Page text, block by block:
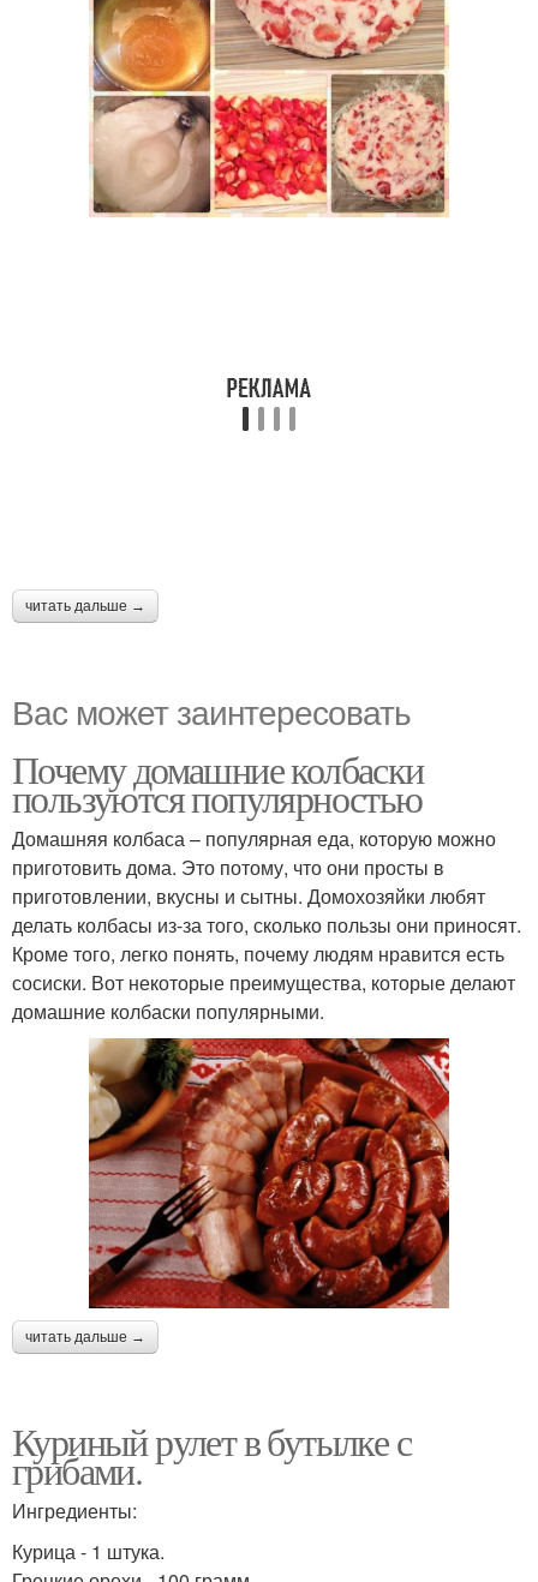
читать дальше →
Вас может заинтересовать
Почему домашние колбаски
пользуются популярностью
Домашняя колбаса – популярная еда, которую можно
приготовить дома. Это потому, что они просты в
приготовлении, вкусны и сытны. Домохозяйки любят
делать колбасы из-за того, сколько пользы они приносят.
Кроме того, легко понять, почему людям нравится есть
сосиски. Вот некоторые преимущества, которые делают
домашние колбаски популярными.
читать дальше →
Куриный рулет в бутылке с
грибами.
Ингредиенты:
Курица - 1 штука.